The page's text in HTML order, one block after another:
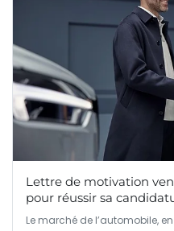
Lettre de motivation
pour réussir sa
Le marché de l’automobile,